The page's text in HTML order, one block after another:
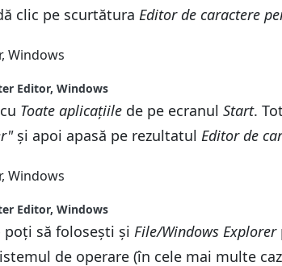
clic pe scurtătura Editor de caractere
Editor, Windows
Toate aplicațiile de pe ecranul Start.
și apoi apasă pe rezultatul Editor de
Editor, Windows
poți să folosești și File/Windows Explorer
de operare (în cele mai multe